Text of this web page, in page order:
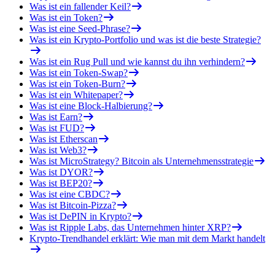
Was ist ein fallender Keil?
Was ist ein Token?
Was ist eine Seed-Phrase?
Was ist ein Krypto-Portfolio und was ist die beste Strategie?
Was ist ein Rug Pull und wie kannst du ihn verhindern?
Was ist ein Token-Swap?
Was ist ein Token-Burn?
Was ist ein Whitepaper?
Was ist eine Block-Halbierung?
Was ist Earn?
Was ist FUD?
Was ist Etherscan
Was ist Web3?
Was ist MicroStrategy? Bitcoin als Unternehmensstrategie
Was ist DYOR?
Was ist BEP20?
Was ist eine CBDC?
Was ist Bitcoin-Pizza?
Was ist DePIN in Krypto?
Was ist Ripple Labs, das Unternehmen hinter XRP?
Krypto-Trendhandel erklärt: Wie man mit dem Markt handelt